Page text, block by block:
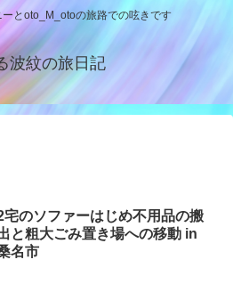
とoto_M_otoの旅路での呟きです
波紋の旅日記
宅のソファーはじめ不用品の搬
と粗大ごみ置き場への移動 in
名市